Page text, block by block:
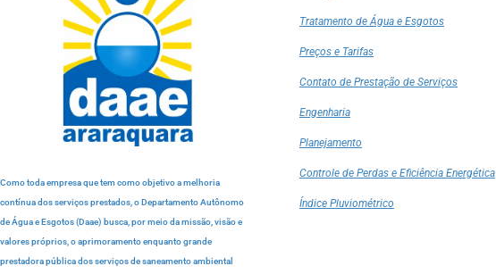
Como toda empresa que tem como objetivo a melhoria
contínua dos serviços prestados, o Departamento Autônomo
de Água e Esgotos (Daae) busca, por meio da missão, visão e
valores próprios, o aprimoramento enquanto grande
prestadora pública dos serviços de saneamento ambiental
Tratamento de Água e Esgotos
Preços e Tarifas
Contato de Prestação de Serviços
Engenharia
Planejamento
Controle de Perdas e Eficiência Energética
Índice Pluviométrico